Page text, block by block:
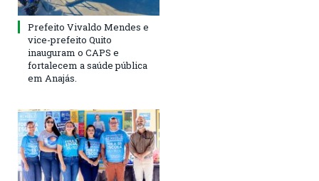
Prefeito Vivaldo Mendes e
vice-prefeito Quito
inauguram o CAPS e
fortalecem a saúde pública
em Anajás.